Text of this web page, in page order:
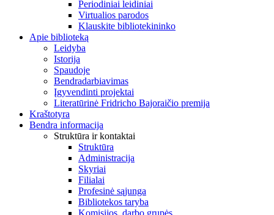
Periodiniai leidiniai
Virtualios parodos
Klauskite bibliotekininko
Apie biblioteką
Leidyba
Istorija
Spaudoje
Bendradarbiavimas
Įgyvendinti projektai
Literatūrinė Fridricho Bajoraičio premija
Kraštotyra
Bendra informacija
Struktūra ir kontaktai
Struktūra
Administracija
Skyriai
Filialai
Profesinė sąjunga
Bibliotekos taryba